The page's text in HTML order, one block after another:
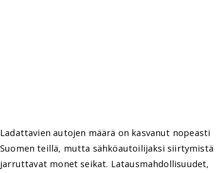
Ladattavien autojen määrä on kasvanut nopeasti
Suomen teillä, mutta sähköautoilijaksi siirtymistä
jarruttavat monet seikat. Latausmahdollisuudet,